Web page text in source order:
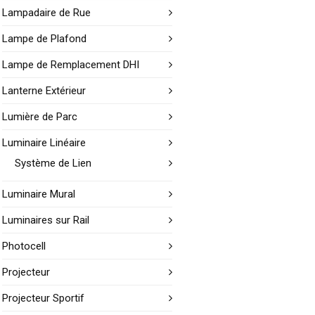
Lampadaire de Rue
Lampe de Plafond
Lampe de Remplacement DHI
Lanterne Extérieur
Lumière de Parc
Luminaire Linéaire
Système de Lien
Luminaire Mural
Luminaires sur Rail
Photocell
Projecteur
Projecteur Sportif